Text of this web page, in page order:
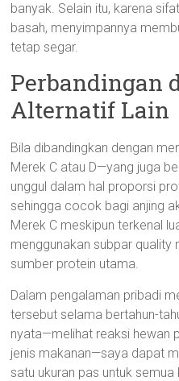
banyak. Selain itu, karena
basah, menyimpannya
tetap segar.
Perbandingan
Alternatif Lain
Bila dibandingkan dengan
Merek C atau D—yang juga
unggul dalam hal proporsi
sehingga cocok bagi anjing
Merek C meskipun terkenal
menggunakan subpar
sumber protein utama.
Dalam pengalaman pribadi
tersebut selama bertahun-
nyata—melihat reaksi hewan
jenis makanan—saya dapat
satu ukuran pas untuk